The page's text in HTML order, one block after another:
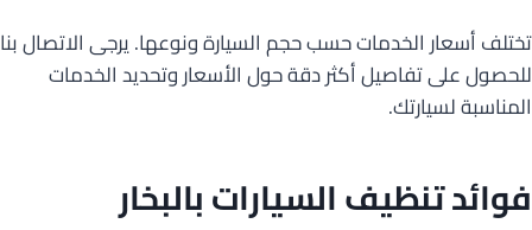
تختلف أسعار الخدمات حسب حجم السيارة ونوعها. يرجى الاتصال بنا
للحصول على تفاصيل أكثر دقة حول الأسعار وتحديد الخدمات
المناسبة لسيارتك.
فوائد تنظيف السيارات بالبخار